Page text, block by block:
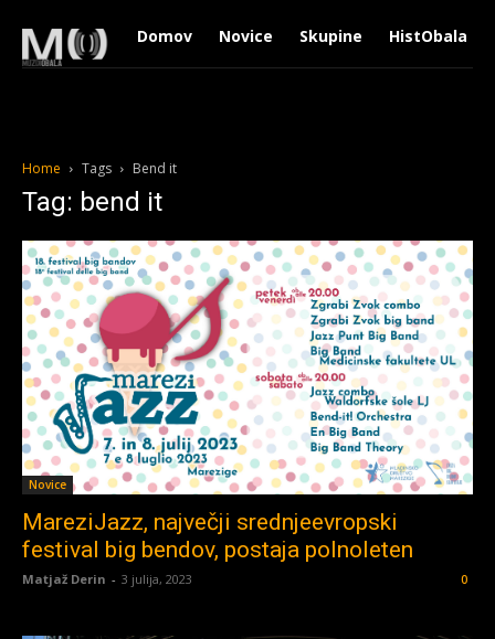
Domov Novice Skupine HistObala
Home Tags Bend it
Tag: bend it
Novice
MareziJazz, največji srednjeevropski
festival big bendov, postaja polnoleten
Matjaž Derin - 3 julija, 2023 0